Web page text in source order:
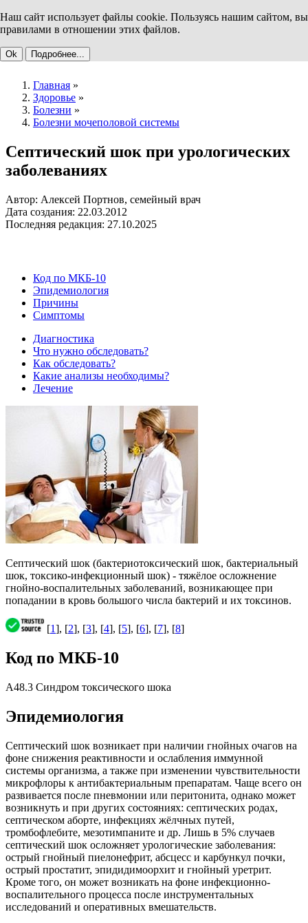
Наш сайт использует файлы cookie. Пользуясь нашим сайтом, вы
правилами в отношении этих файлов.
Ok Подробнее...
Главная »
Здоровье »
Болезни »
Болезни мочеполовой системы
Септический шок при урологических
заболеваниях
Автор: Алексей Портнов, семейный врач
Дата создания: 22.03.2012
Последняя редакция: 27.10.2025
Код по МКБ-10
Эпидемиология
Причины
Симптомы
Диагностика
Что нужно обследовать?
Как обследовать?
Какие анализы необходимы?
Лечение
Септический шок (бактериотоксический шок, бактериальный
шок, токсико-инфекционный шок) - тяжёлое осложнение
гнойно-воспалительных заболеваний, возникающее при
попадании в кровь большого числа бактерий и их токсинов.
[1], [2], [3], [4], [5], [6], [7], [8]
Код по МКБ-10
A48.3 Синдром токсического шока
Эпидемиология
Септический шок возникает при наличии гнойных очагов на
фоне снижения реактивности и ослабления иммунной
системы организма, а также при изменении чувствительности
микрофлоры к антибактериальным препаратам. Чаще всего он
развивается после пневмонии или перитонита, однако может
возникнуть и при других состояниях: септических родах,
септическом аборте, инфекциях жёлчных путей,
тромбофлебите, мезотимпаните и др. Лишь в 5% случаев
септический шок осложняет урологические заболевания:
острый гнойный пиелонефрит, абсцесс и карбункул почки,
острый простатит, эпидидимоорхит и гнойный уретрит.
Кроме того, он может возникать на фоне инфекционно-
воспалительного процесса после инструментальных
исследований и оперативных вмешательств.